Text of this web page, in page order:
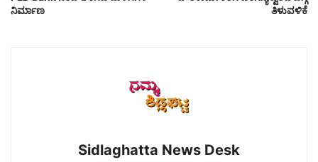
ನಿರ್ಮಾಣ
ತಿಳುವಳಿಕೆ
Sidlaghatta News Desk